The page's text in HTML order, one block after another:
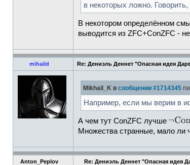
в некоторых ложно.
В некотором определённом
выводится из ZFC+ConZFC -
mihaild Re: Дениэль Деннет "Опасная идея
Mikhail_K в сообщении #1714345
Например, если мы верим в
А чем тут ConZFC лучше
Множества странные, мало ли
Anton_Peplov Re: Дениэль Деннет "Опасная идея